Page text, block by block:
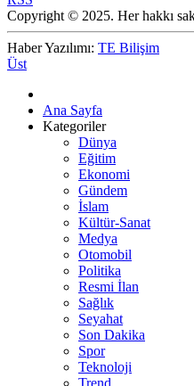
Copyright © 2025. Her hakkı
Haber Yazılımı: TE Bilişim
Üst
Ana Sayfa
Kategoriler
Dünya
Eğitim
Ekonomi
Gündem
İslam
Kültür-Sanat
Medya
Otomobil
Politika
Resmi İlan
Sağlık
Seyahat
Son Dakika
Spor
Teknoloji